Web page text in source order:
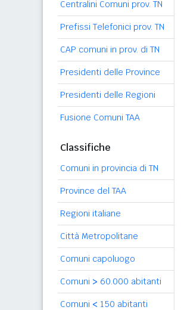
Centralini Comuni prov. TN
Prefissi Telefonici prov. TN
CAP comuni in prov. di TN
Presidenti delle Province
Presidenti delle Regioni
Fusione Comuni TAA
Classifiche
Comuni in provincia di TN
Province del TAA
Regioni italiane
Città Metropolitane
Comuni capoluogo
Comuni > 60.000 abitanti
Comuni < 150 abitanti